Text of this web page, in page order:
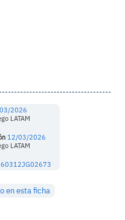
2026
LATAM
12/03/2026
LATAM
en esta ficha